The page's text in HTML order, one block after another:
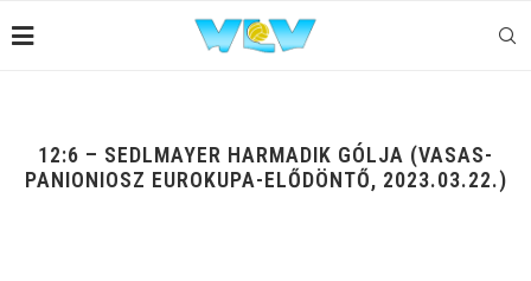
12:6 – SEDLMAYER HARMADIK GÓLJA (VASAS-
PANIONIOSZ EUROKUPA-ELŐDÖNTŐ, 2023.03.22.)